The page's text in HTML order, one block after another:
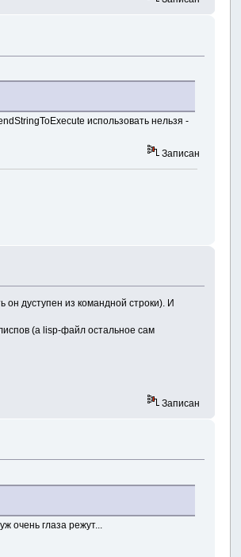
использовать нельзя -
Записан
он дуступен из командной строки). И
(а lisp-файл остальное сам
Записан
очень глаза режут...